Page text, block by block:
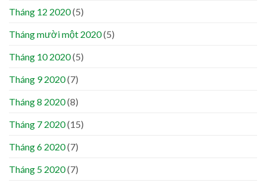
Tháng 12 2020(5)
Tháng mười một 2020(5)
Tháng 10 2020(5)
Tháng 9 2020(7)
Tháng 8 2020(8)
Tháng 7 2020(15)
Tháng 6 2020(7)
Tháng 5 2020(7)